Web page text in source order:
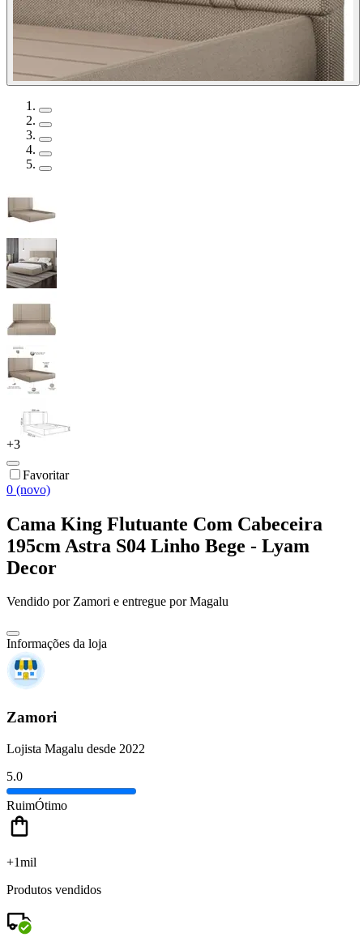
+3
Favoritar
0 (novo)
Cama King Flutuante Com Cabeceira
195cm Astra S04 Linho Bege - Lyam
Decor
Vendido porZamori e entregue por Magalu
Informações da loja
Zamori
Lojista Magalu desde 2022
5.0
RuimÓtimo
+1mil
Produtos vendidos